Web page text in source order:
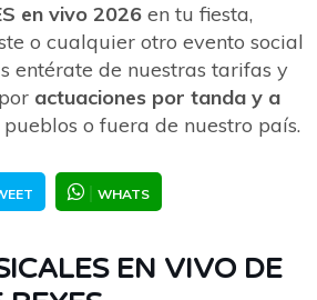
en vivo 2026 en tu fiesta,
o cualquier otro evento social
entérate de nuestras tarifas y
actuaciones por tanda y a
pueblos o fuera de nuestro país.
WHATS
EN VIVO DE